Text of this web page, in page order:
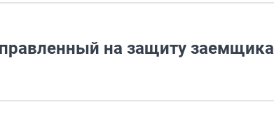
на защиту заемщика